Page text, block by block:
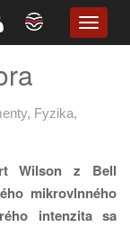
, Fyzika,
Wilson z Bell
mikrovlnného
intenzita sa